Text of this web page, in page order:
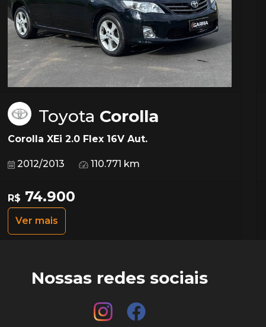
Toyota Corolla
Corolla XEi 2.0 Flex 16V Aut.
2012/2013 110.771 km
R$ 74.900
Ver mais
Nossas redes sociais